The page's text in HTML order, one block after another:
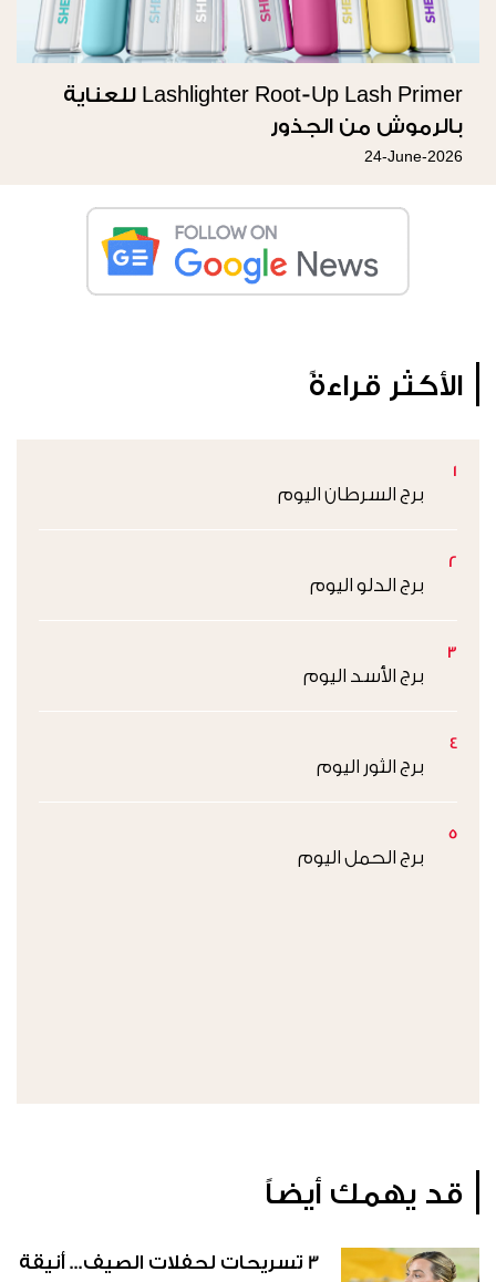
Lashlighter Root-Up Lash Primer للعناية
بالرموش من الجذور
24-June-2026
الأكثر قراءةً
1
برج السرطان اليوم
2
برج الدلو اليوم
3
برج الأسد اليوم
4
برج الثور اليوم
5
برج الحمل اليوم
قد يهمك أيضاً
3 تسريحات لحفلات الصيف... أنيقة